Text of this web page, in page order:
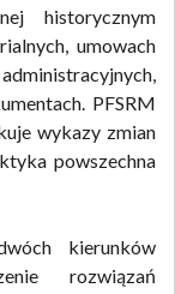
historycznym
umowach
PFSRM
wykazy zmian
powszechna
kierunków
rozwiązań